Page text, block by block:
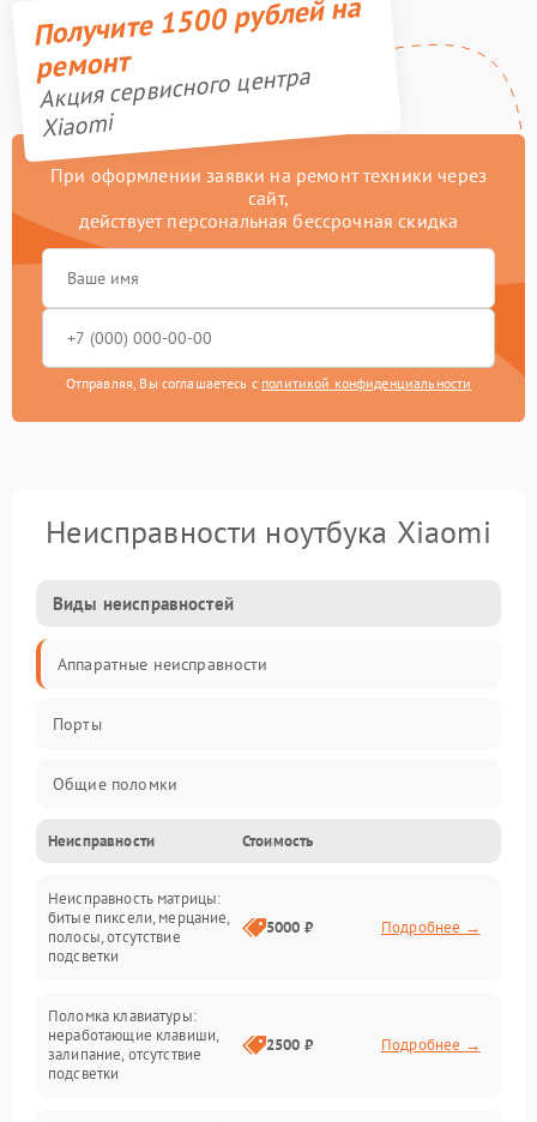
Получите 1500 рублей на
ремонт
Акция сервисного центра
Xiaomi
При оформлении заявки на ремонт техники через
сайт,
действует персональная бессрочная скидка
Отправляя, Вы соглашаетесь с политикой конфиденциальности
Неисправности ноутбука Xiaomi
Виды неисправностей
Аппаратные неисправности
Порты
Общие поломки
Устройства
Программные ошибки
Электрические и системные сбои
Интерфейсные проблемы
Батарея
Неисправности Стоимость
Неисправность матрицы:
битые пиксели, мерцание,
полосы, отсутствие
подсветки
5000 ₽ Подробнее →
Поломка клавиатуры:
неработающие клавиши,
залипание, отсутствие
подсветки
2500 ₽ Подробнее →